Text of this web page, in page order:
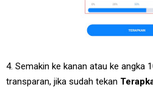
4. Semakin ke kanan atau ke angka
transparan, jika sudah tekan